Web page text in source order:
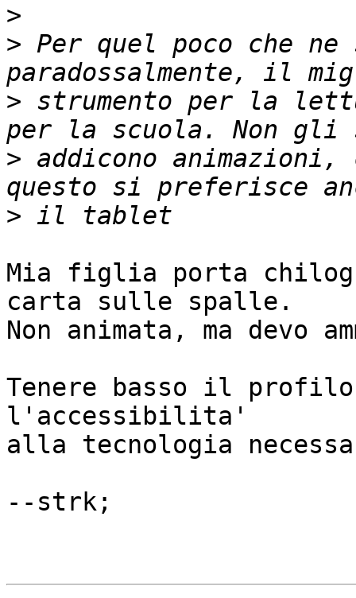
>
> Per quel poco che
> strumento per la
> addicono
>
Mia figlia porta
carta sulle spalle.
Non animata, ma devo
Tenere basso il
l'accessibilita'
alla tecnologia
--strk;